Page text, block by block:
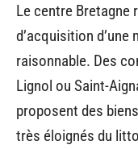
Le centre Bretagne
d’acquisition d’une
raisonnable. Des
Lignol ou Saint-
proposent des
très éloignés du